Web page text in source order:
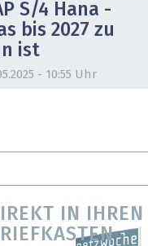
S/4 Hana -
bis 2027 zu
ist
- 10:55 Uhr
IN IHREN